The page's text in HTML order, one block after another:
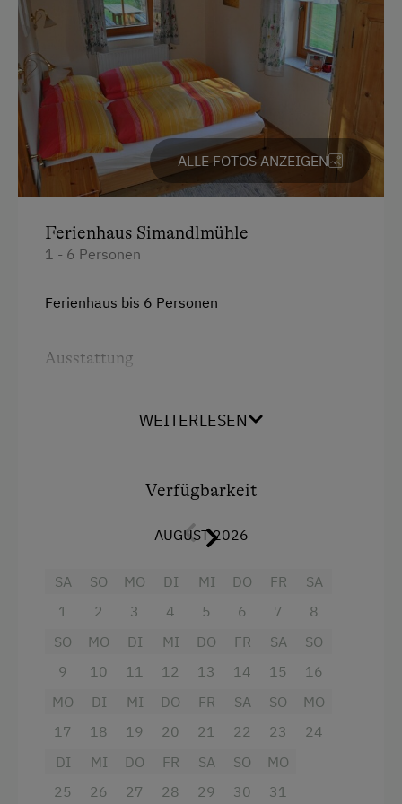
Englisch
Parken
Kostenlose Parkplätze
Motorradunterstellraum
Parkplätze an der Straße
Unterkunftsart
Für max. 6 Personen
Am Betrieb
Mithilfe am Hof
Kinder-Ausstattung
Kinderspielplatz
Spielhaus
Spielzeug
Waldspielplatz
Bettwäsche vorhanden
ALLE FOTOS ANZEIGEN
Ferienhaus Simandlmühle
1 - 6 Personen
Ferienhaus bis 6 Personen
Ausstattung
Badewanne
Balkon/Terrasse
Haarföhn
Handtücher
Kinderbett
Reinigungsausstattung in der Wohnung
WEITERLESEN
Verfügbarkeit
AUGUST 2026
SA
1
SO
2
MO
3
DI
4
MI
5
DO
6
FR
7
SA
8
SO
9
MO
10
DI
11
MI
12
DO
13
FR
14
SA
15
SO
16
MO
17
DI
18
MI
19
DO
20
FR
21
SA
22
SO
23
MO
24
DI
25
MI
26
DO
27
FR
28
SA
29
SO
30
MO
31